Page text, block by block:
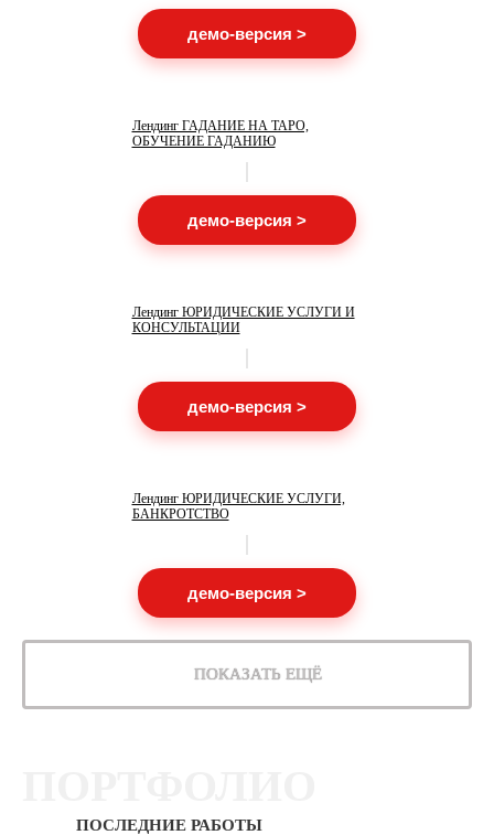
демо-версия >
Лендинг ГАДАНИЕ НА ТАРО,
ОБУЧЕНИЕ ГАДАНИЮ
демо-версия >
Лендинг ЮРИДИЧЕСКИЕ УСЛУГИ И
КОНСУЛЬТАЦИИ
демо-версия >
Лендинг ЮРИДИЧЕСКИЕ УСЛУГИ,
БАНКРОТСТВО
демо-версия >
ПОКАЗАТЬ ЕЩЁ
ПОСЛЕДНИЕ РАБОТЫ